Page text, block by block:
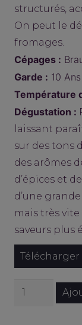
structurés,
On peut le
fromages.
Cépages :
Garde : 10 Ans
Température
Dégustation :
laissant
sur des tons
des arômes
d’épices et
d’une
mais très
saveurs plus
quantité